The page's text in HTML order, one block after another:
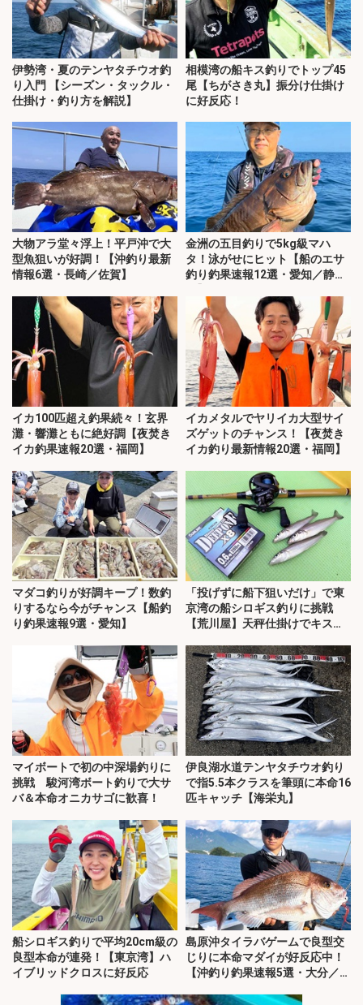
伊勢湾・夏のテンヤタチウオ釣
り入門 【シーズン・タックル・
仕掛け・釣り方を解説】
相模湾の船キス釣りでトップ45
尾【ちがさき丸】振分け仕掛け
に好反応！
大物アラ堂々浮上！平戸沖で大
型魚狙いが好調！【沖釣り最新
情報6選・長崎／佐賀】
金洲の五目釣りで5kg級マハ
タ！泳がせにヒット【船のエサ
釣り釣果速報12選・愛知／静
イカ100匹超え釣果続々！玄界
灘・響灘ともに絶好調【夜焚き
イカ釣果速報20選・福岡】
イカメタルでヤリイカ大型サイ
ズゲットのチャンス！【夜焚き
イカ釣り最新情報20選・福岡】
マダコ釣りが好調キープ！数釣
りするなら今がチャンス【船釣
り釣果速報9選・愛知】
「投げずに船下狙いだけ」で東
京湾の船シロギス釣りに挑戦
【荒川屋】天秤仕掛けでキス約
マイボートで初の中深場釣りに
挑戦 駿河湾ボート釣りで大サ
バ＆本命オニカサゴに歓喜！
伊良湖水道テンヤタチウオ釣り
で指5.5本クラスを筆頭に本命16
匹キャッチ【海栄丸】
船シロギス釣りで平均20cm級の
良型本命が連発！【東京湾】ハ
イブリッドクロスに好反応
島原沖タイラバゲームで良型交
じりに本命マダイが好反応中！
【沖釣り釣果速報5選・大分／熊